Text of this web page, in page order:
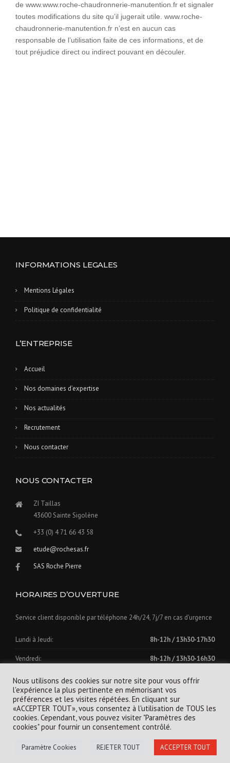
de www.www.roche-chaudronnerie-manutention.fr et signaler
toutes modifications du site qu’il jugerait utile. www.roche-
chaudronnerie-manutention.fr n’est en aucun cas
responsable de l’utilisation faite de ces informations, et de
tout préjudice direct ou indirect pouvant en découler.
INFORMATIONS LEGALES
Mentions Légales
Politique de confidentialité
L’ENTREPRISE
Accueil
Nos domaines d’expertise
Nos actualités
Recrutement
Nous contacter
NOUS CONTACTER
ZI Taillas
43600 Sainte Sigolène
+33 (0) 4 71 66 43 58
etude@rochesas.fr
SAS Roche Pierre
HORAIRES D’OUVERTURE
Service client disponible par téléphone 24h/24, 7j/7 en cas d'urgence
Lundi à Jeudi: 8h-12h / 13h30-17h30
Vendredi: 8h-12h / 13h30-16h30
Samedi - Dimanche: Fermé
Copyright © 2022 Entreprise Roche
Nous utilisons des cookies sur notre site pour vous offrir
l'expérience la plus pertinente en mémorisant vos
préférences et les visites répétées. En cliquant sur
«ACCEPTER TOUT», vous consentez à l'utilisation de TOUS les
cookies. Cependant, vous pouvez visiter "Paramètres des
cookies" pour fournir un consentement contrôlé.
Paramètre Cookies REJETER TOUT ACCEPTER TOUT